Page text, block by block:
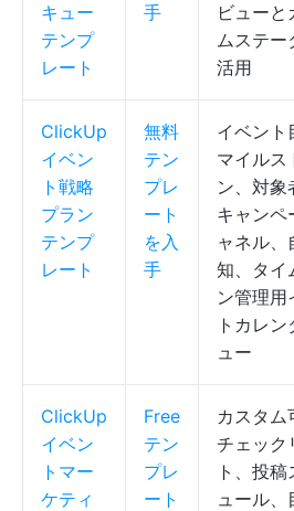
キュー
テンプ
レート
手
ビューと
ムステー
活用
ClickUp
イベン
ト戦略
プラン
テンプ
レート
無料
テン
プレ
ート
を入
手
イベント
マイルス
ン、対象
キャンペ
ャネル、
知、タイ
ン管理用
トカレ
ュー
ClickUp
イベン
トマー
ケティ
Free
テン
プレ
ート
カスタム
チェック
ト、投
ュール、